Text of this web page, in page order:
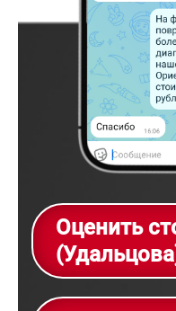
Оценить